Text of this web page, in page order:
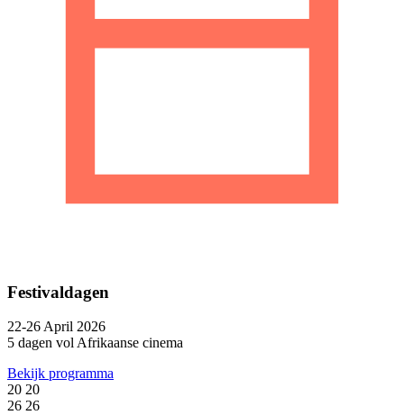
Festivaldagen
22-26 April 2026
5 dagen vol Afrikaanse cinema
Bekijk programma
20 20
26 26